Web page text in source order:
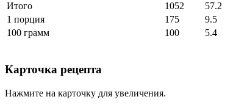
Итого
1052 57.2
1 порция
175 9.5
100 грамм
100 5.4
Карточка рецепта
Нажмите на карточку для увеличения.